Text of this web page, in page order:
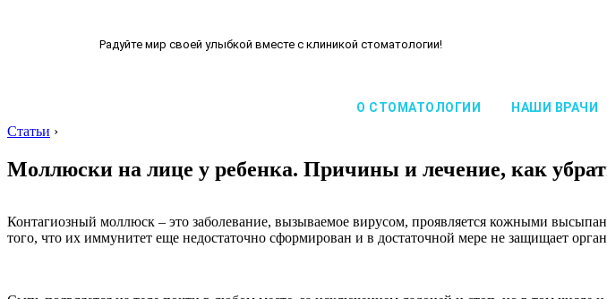
Радуйте мир своей улыбкой вместе с клиникой стоматологии!
О СТОМАТОЛОГИИ НАШИ ВРАЧИ
Статьи ›
Моллюски на лице у ребенка. Причины и лечение, как
Контагиозный моллюск – это заболевание, вызываемое вирусом, проявляется кожными
того, что их иммунитет еще недостаточно сформирован и в достаточной мере не защищает